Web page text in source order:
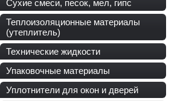
Сухие смеси, песок, мел, гипс
Теплоизоляционные материалы
(утеплитель)
Технические жидкости
Упаковочные материалы
Уплотнители для окон и дверей